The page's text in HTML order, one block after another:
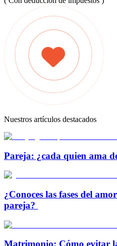
Nuestros artículos destacados
Pareja: ¿cada quien ama
¿Conoces las fases del
pareja?